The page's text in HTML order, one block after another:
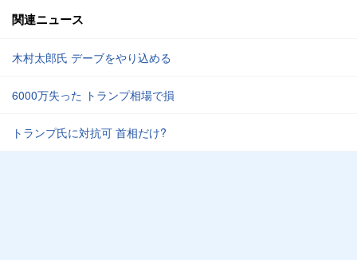
関連ニュース
木村太郎氏 デーブをやり込める
6000万失った トランプ相場で損
トランプ氏に対抗可 首相だけ?